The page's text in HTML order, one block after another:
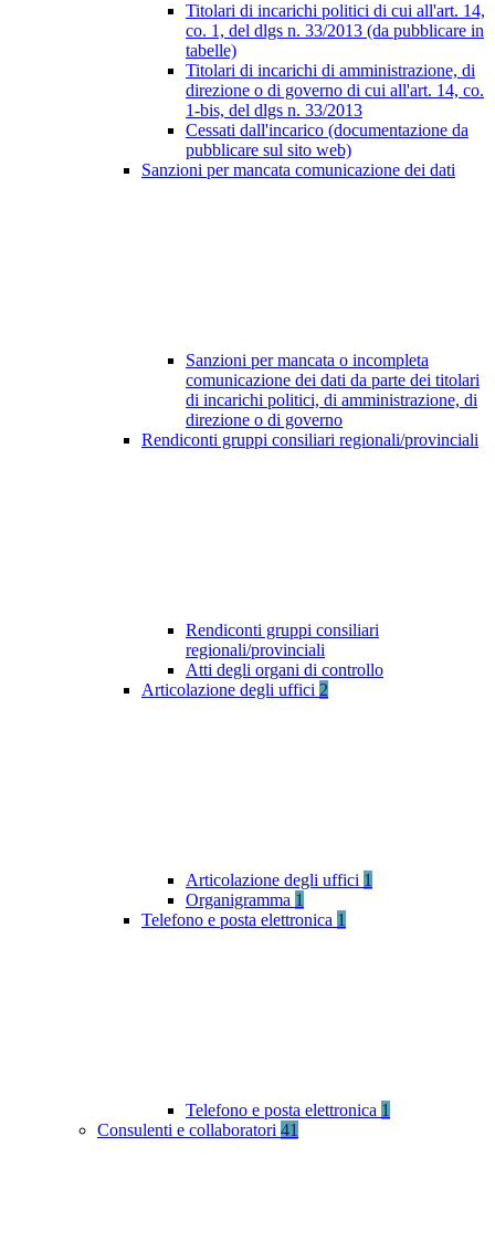
Titolari di incarichi politici di cui all'art. 14,
co. 1, del dlgs n. 33/2013 (da pubblicare in
tabelle)
Titolari di incarichi di amministrazione, di
direzione o di governo di cui all'art. 14, co.
1-bis, del dlgs n. 33/2013
Cessati dall'incarico (documentazione da
pubblicare sul sito web)
Sanzioni per mancata comunicazione dei dati
Sanzioni per mancata o incompleta
comunicazione dei dati da parte dei titolari
di incarichi politici, di amministrazione, di
direzione o di governo
Rendiconti gruppi consiliari regionali/provinciali
Rendiconti gruppi consiliari
regionali/provinciali
Atti degli organi di controllo
Articolazione degli uffici 2
Articolazione degli uffici 1
Organigramma 1
Telefono e posta elettronica 1
Telefono e posta elettronica 1
Consulenti e collaboratori 41